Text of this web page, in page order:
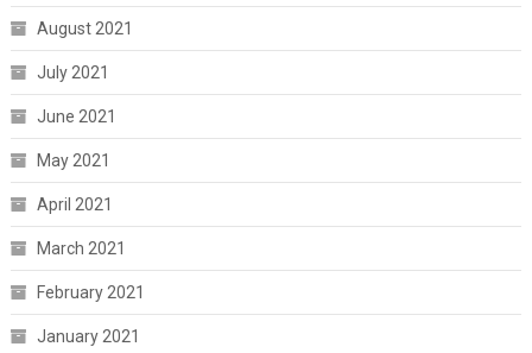
August 2021
July 2021
June 2021
May 2021
April 2021
March 2021
February 2021
January 2021